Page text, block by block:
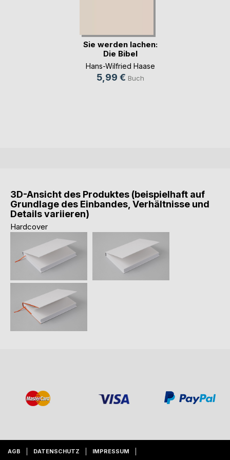
Sie werden lachen:
Die Bibel
Hans-Wilfried Haase
5,99 € Buch
3D-Ansicht des Produktes (beispielhaft auf
Grundlage des Einbandes, Verhältnisse und
Details variieren)
Hardcover
AGB DATENSCHUTZ IMPRESSUM